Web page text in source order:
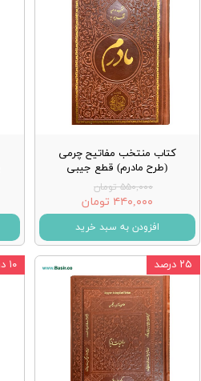
کتاب منتخب مفاتیح چرمی
(طرح مادرم) قطع جیبی
۵۵۰,۰۰۰ تومان
۴۴۰,۰۰۰ تومان
افزودن به سبد خرید
۲۵ درصد ۱۰ درصد